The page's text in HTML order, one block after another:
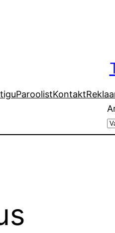
ParoolistKontakt